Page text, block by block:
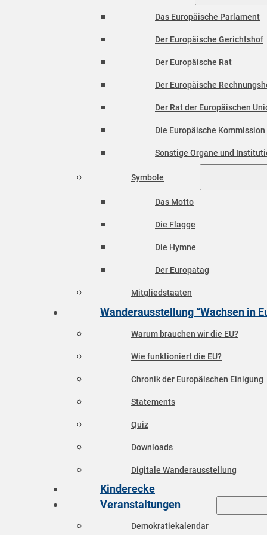
Das Europäische Parlament
Der Europäische Gerichtshof
Der Europäische Rat
Der Europäische
Der Rat der Europäischen
Die Europäische Kommission
Sonstige Organe und
Symbole
Das Motto
Die Flagge
Die Hymne
Der Europatag
Mitgliedstaaten
Wanderausstellung “Wachsen in
Warum brauchen wir die EU?
Wie funktioniert die EU?
Chronik der Europäischen Einigung
Statements
Quiz
Downloads
Digitale Wanderausstellung
Kinderecke
Veranstaltungen
Demokratiekalendar